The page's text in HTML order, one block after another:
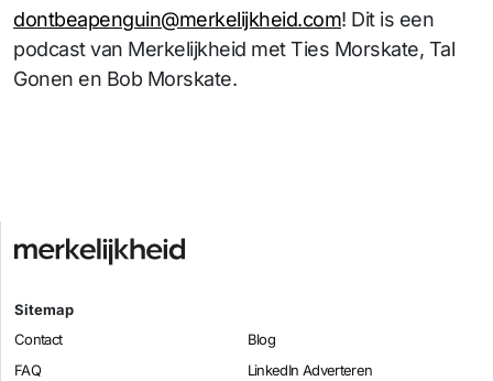
dontbeapenguin@merkelijkheid.com! Dit is een
podcast van Merkelijkheid met Ties Morskate, Tal
Gonen en Bob Morskate.
Sitemap
Contact
Blog
FAQ
LinkedIn Adverteren